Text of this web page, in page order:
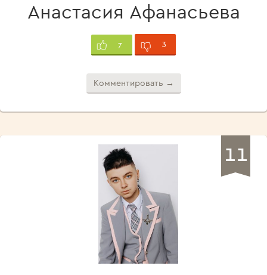
Анастасия Афанасьева
7 3
Комментировать →
11